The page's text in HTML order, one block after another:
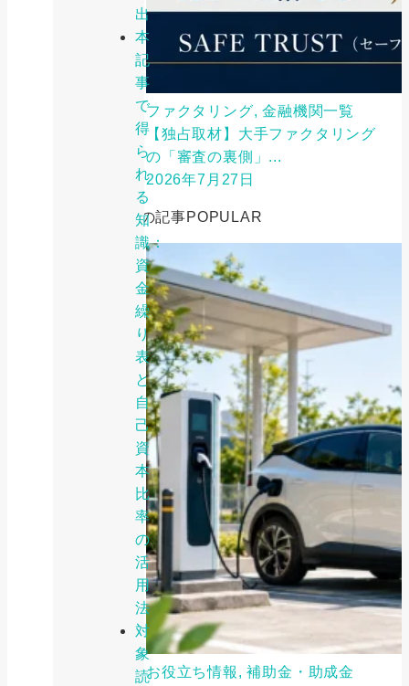
出
本
記
事
で
得
ら
れ
る
知
識：
資
金
繰
り
表
と
自
己
資
本
比
率
の
活
用
法
対
象
読
ファクタリング, 金融機関一覧
【独占取材】大手ファクタリング
の「審査の裏側」...
2026年7月27日
人気の記事POPULAR
お役立ち情報, 補助金・助成金